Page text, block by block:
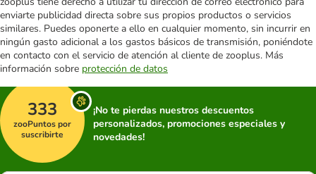
enviarte publicidad directa sobre sus propios productos o servicios
similares. Puedes oponerte a ello en cualquier momento, sin incurrir en
ningún gasto adicional a los gastos básicos de transmisión, poniéndote
en contacto con el servicio de atención al cliente de zooplus. Más
información sobre protección de datos
333
zooPuntos por
suscribirte
¡No te pierdas nuestros descuentos
personalizados, promociones especiales y
novedades!